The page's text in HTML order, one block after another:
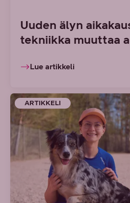
Uuden älyn
tekniikka muuttaa
Lue artikkeli
ARTIKKELI